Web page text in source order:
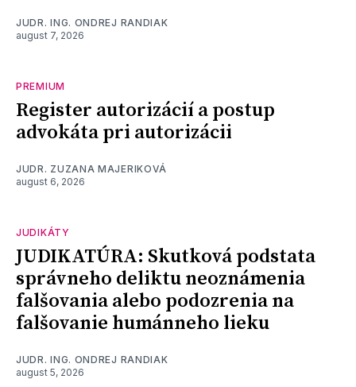
JUDR. ING. ONDREJ RANDIAK
august 7, 2026
PREMIUM
Register autorizácií a postup
advokáta pri autorizácii
JUDR. ZUZANA MAJERIKOVÁ
august 6, 2026
JUDIKÁTY
JUDIKATÚRA: Skutková podstata
správneho deliktu neoznámenia
falšovania alebo podozrenia na
falšovanie humánneho lieku
JUDR. ING. ONDREJ RANDIAK
august 5, 2026